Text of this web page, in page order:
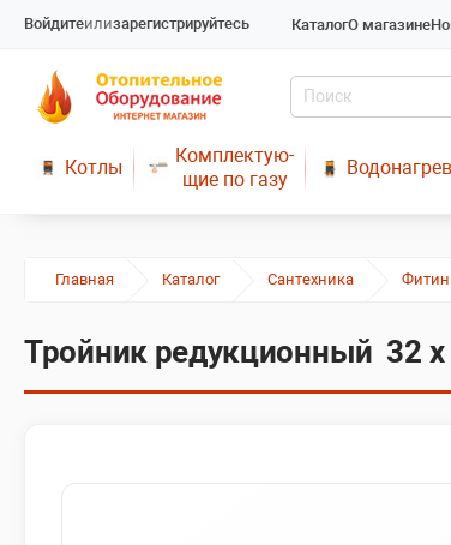
Войдитеилизарегистрируйтесь КаталогО магазине
Котлы
Комплектую-
щие по газу
Главная Каталог Сантехника
Тройник редукционный 32 x